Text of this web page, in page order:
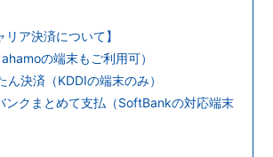
リア決済について】
の端末もご利用可）
ん決済（KDDIの端末のみ）
ンクまとめて支払（SoftBankの対応端末